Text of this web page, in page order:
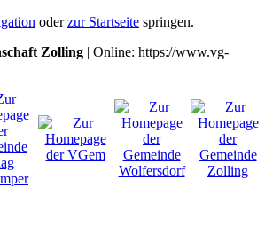
oderzur Startseite springen.
Zolling | Online: https://www.vg-